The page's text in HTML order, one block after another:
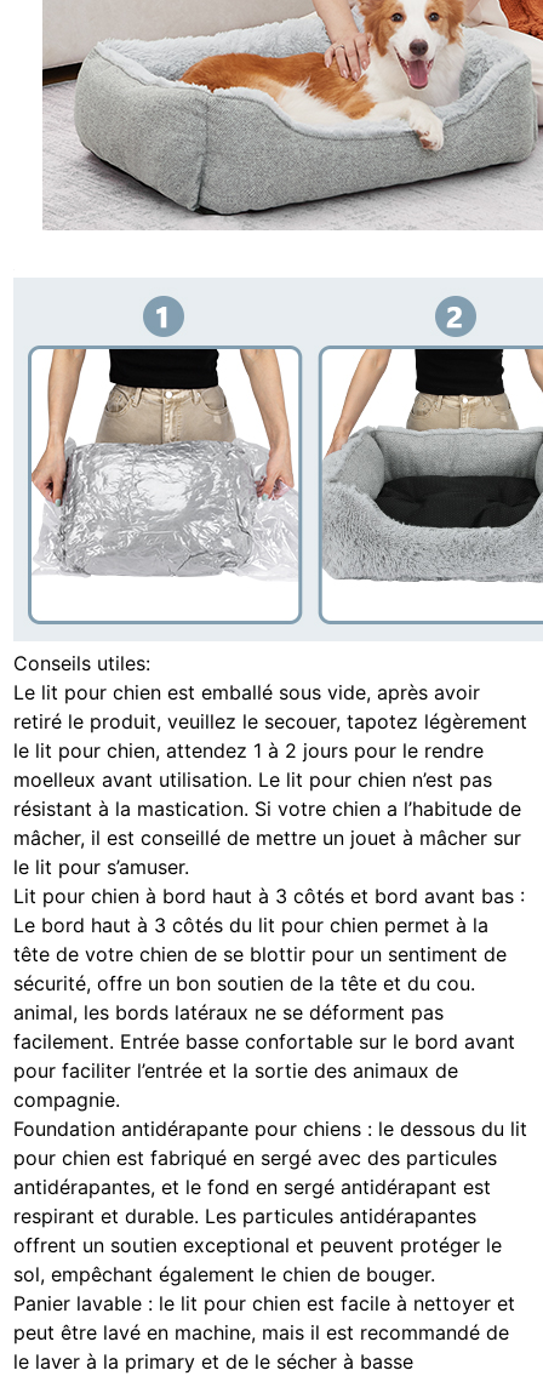
Conseils utiles:
Le lit pour chien est emballé sous vide, après avoir
retiré le produit, veuillez le secouer, tapotez légèrement
le lit pour chien, attendez 1 à 2 jours pour le rendre
moelleux avant utilisation. Le lit pour chien n’est pas
résistant à la mastication. Si votre chien a l’habitude de
mâcher, il est conseillé de mettre un jouet à mâcher sur
le lit pour s’amuser.
Lit pour chien à bord haut à 3 côtés et bord avant bas :
Le bord haut à 3 côtés du lit pour chien permet à la
tête de votre chien de se blottir pour un sentiment de
sécurité, offre un bon soutien de la tête et du cou.
animal, les bords latéraux ne se déforment pas
facilement. Entrée basse confortable sur le bord avant
pour faciliter l’entrée et la sortie des animaux de
compagnie.
Foundation antidérapante pour chiens : le dessous du lit
pour chien est fabriqué en sergé avec des particules
antidérapantes, et le fond en sergé antidérapant est
respirant et durable. Les particules antidérapantes
offrent un soutien exceptional et peuvent protéger le
sol, empêchant également le chien de bouger.
Panier lavable : le lit pour chien est facile à nettoyer et
peut être lavé en machine, mais il est recommandé de
le laver à la primary et de le sécher à basse